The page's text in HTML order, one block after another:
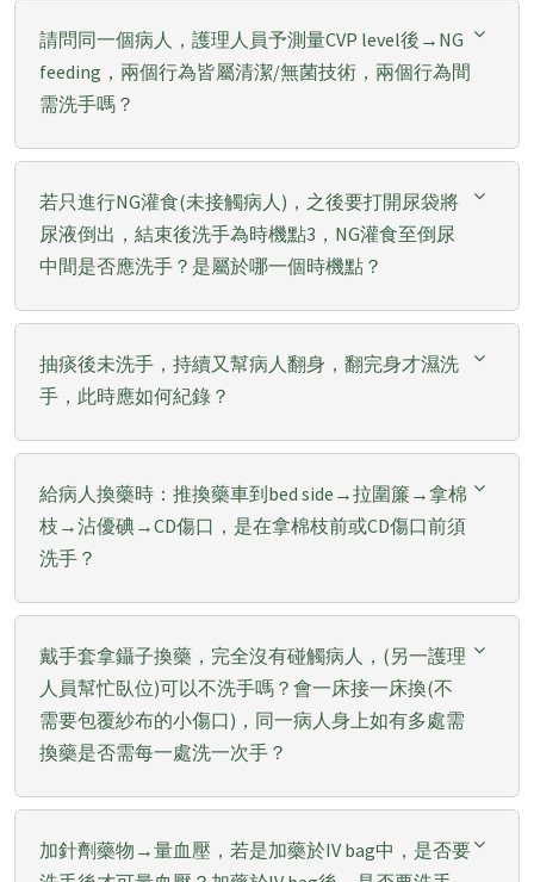
請問同一個病人，護理人員予測量CVP level後→NG
feeding，兩個行為皆屬清潔/無菌技術，兩個行為間
需洗手嗎？
若只進行NG灌食(未接觸病人)，之後要打開尿袋將
尿液倒出，結束後洗手為時機點3，NG灌食至倒尿
中間是否應洗手？是屬於哪一個時機點？
抽痰後未洗手，持續又幫病人翻身，翻完身才濕洗
手，此時應如何紀錄？
給病人換藥時：推換藥車到bed side→拉圍簾→拿棉
枝→沾優碘→CD傷口，是在拿棉枝前或CD傷口前須
洗手？
戴手套拿鑷子換藥，完全沒有碰觸病人，(另一護理
人員幫忙臥位)可以不洗手嗎？會一床接一床換(不
需要包覆紗布的小傷口)，同一病人身上如有多處需
換藥是否需每一處洗一次手？
加針劑藥物→量血壓，若是加藥於IV bag中，是否要